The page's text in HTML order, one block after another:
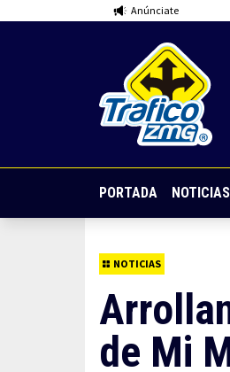
Anúnciate
PORTADA NOTICIAS
NOTICIAS
de Mi